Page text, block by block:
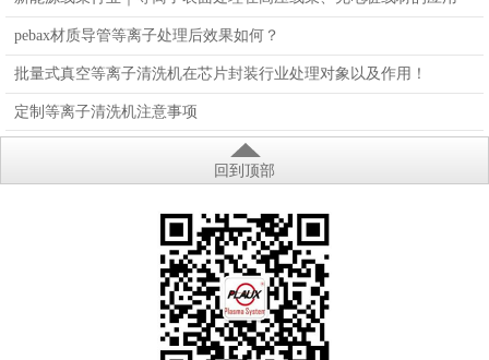
pebax材质导管等离子处理后效果如何？
批量式真空等离子清洗机在芯片封装行业处理对象以及作用！
定制等离子清洗机注意事项
回到顶部